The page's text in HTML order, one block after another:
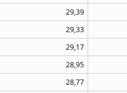
29,39
29,33
29,17
28,95
28,77